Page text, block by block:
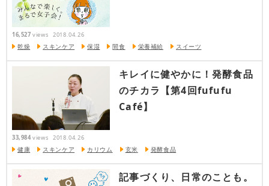
16,527 views 2018.04.26
乾燥 スキンケア 保湿 間食 栄養補給 スイーツ
キレイに健やかに！発酵食品
のチカラ【第4回fufufu
Café】
33,984 views 2018.04.26
健康 スキンケア カリウム 玄米 発酵食品
記事づくり、日常のことも。